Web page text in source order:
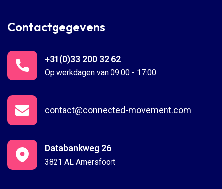
Contactgegevens
Op werkdagen van 09:00 - 17:00
+31(0)33 200 32 62
contact@connected-movement.com
3821 AL Amersfoort
Databankweg 26